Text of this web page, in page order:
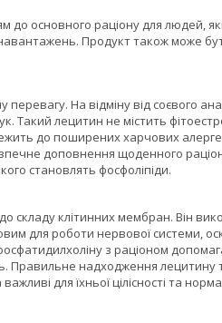
основного раціону для людей,
Продукт також може
На відміну від соєвого
Такий лецитин не містить
до поширених харчових
доповнення щоденного
становлять фосфоліпіди.
клітинних мембран. Він
для роботи нервової системи,
з раціоном
Правильне надходження
для їхньої цілісності та